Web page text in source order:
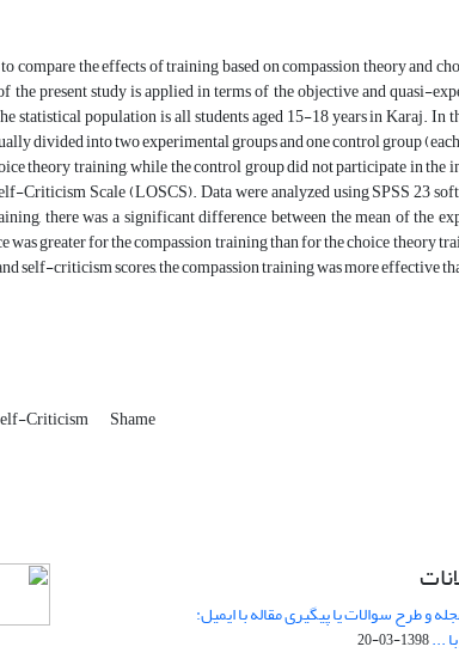
compare the effects of training based on compassion theory and
the present study is applied in terms of the objective and quasi-
statistical population is all students aged 15-18 years in Karaj. In
divided into two experimental groups and one control group
theory training, while the control group did not participate in the
Criticism Scale (LOSCS). Data were analyzed using SPSS 23
there was a significant difference between the mean of the
greater for the compassion training than for the choice theory
self-criticism scores, the compassion training was more effective
Criticism Shame
و طرح سوالات یا پیگیری مقاله با ایمیل:
1398-03-20